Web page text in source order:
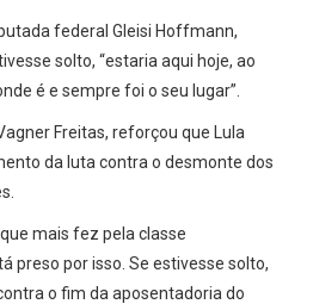
federal Gleisi Hoffmann,
solto, “estaria aqui hoje, ao
é e sempre foi o seu lugar”.
Freitas, reforçou que Lula
da luta contra o desmonte dos
mais fez pela classe
preso por isso. Se estivesse solto,
o fim da aposentadoria do